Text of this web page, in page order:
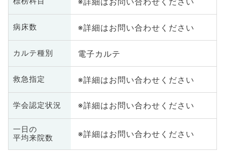
病床数 ※詳細はお問い合わせください
カルテ種別 電子カルテ
救急指定 ※詳細はお問い合わせください
学会認定状況 ※詳細はお問い合わせください
一日の
平均来院数
※詳細はお問い合わせください